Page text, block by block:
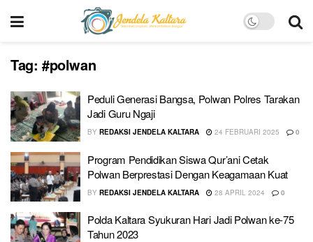
Tag: #polwan
Peduli Generasi Bangsa, Polwan Polres Tarakan
Jadi Guru Ngaji
BY REDAKSI JENDELA KALTARA 24 FEBRUARI 2025 0
Program Pendidikan Siswa Qur’ani Cetak
Polwan Berprestasi Dengan Keagamaan Kuat
BY REDAKSI JENDELA KALTARA 28 APRIL 2024 0
Polda Kaltara Syukuran Hari Jadi Polwan ke-75
Tahun 2023